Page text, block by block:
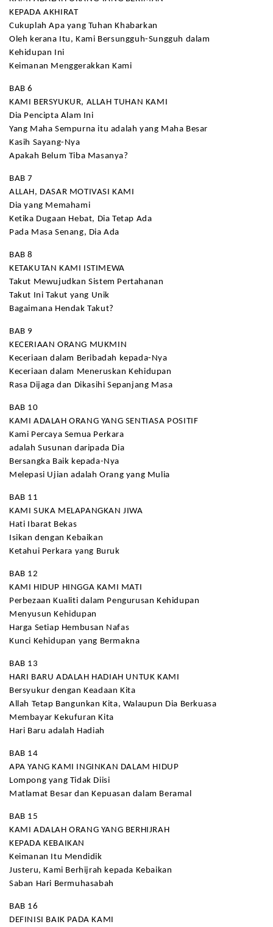
KEPADA AKHIRAT
Cukuplah Apa yang Tuhan Khabarkan
Oleh kerana Itu, Kami Bersungguh-Sungguh dalam
Kehidupan Ini
Keimanan Menggerakkan Kami
BAB 6
KAMI BERSYUKUR, ALLAH TUHAN KAMI
Dia Pencipta Alam Ini
Yang Maha Sempurna itu adalah yang Maha Besar
Kasih Sayang-Nya
Apakah Belum Tiba Masanya?
BAB 7
ALLAH, DASAR MOTIVASI KAMI
Dia yang Memahami
Ketika Dugaan Hebat, Dia Tetap Ada
Pada Masa Senang, Dia Ada
BAB 8
KETAKUTAN KAMI ISTIMEWA
Takut Mewujudkan Sistem Pertahanan
Takut Ini Takut yang Unik
Bagaimana Hendak Takut?
BAB 9
KECERIAAN ORANG MUKMIN
Keceriaan dalam Beribadah kepada-Nya
Keceriaan dalam Meneruskan Kehidupan
Rasa Dijaga dan Dikasihi Sepanjang Masa
BAB 10
KAMI ADALAH ORANG YANG SENTIASA POSITIF
Kami Percaya Semua Perkara
adalah Susunan daripada Dia
Bersangka Baik kepada-Nya
Melepasi Ujian adalah Orang yang Mulia
BAB 11
KAMI SUKA MELAPANGKAN JIWA
Hati Ibarat Bekas
Isikan dengan Kebaikan
Ketahui Perkara yang Buruk
BAB 12
KAMI HIDUP HINGGA KAMI MATI
Perbezaan Kualiti dalam Pengurusan Kehidupan
Menyusun Kehidupan
Harga Setiap Hembusan Nafas
Kunci Kehidupan yang Bermakna
BAB 13
HARI BARU ADALAH HADIAH UNTUK KAMI
Bersyukur dengan Keadaan Kita
Allah Tetap Bangunkan Kita, Walaupun Dia Berkuasa
Membayar Kekufuran Kita
Hari Baru adalah Hadiah
BAB 14
APA YANG KAMI INGINKAN DALAM HIDUP
Lompong yang Tidak Diisi
Matlamat Besar dan Kepuasan dalam Beramal
BAB 15
KAMI ADALAH ORANG YANG BERHIJRAH
KEPADA KEBAIKAN
Keimanan Itu Mendidik
Justeru, Kami Berhijrah kepada Kebaikan
Saban Hari Bermuhasabah
BAB 16
DEFINISI BAIK PADA KAMI